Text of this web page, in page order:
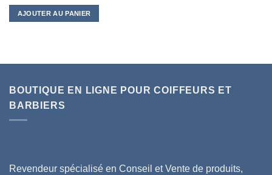
AJOUTER AU PANIER
BOUTIQUE EN LIGNE POUR COIFFEURS ET
BARBIERS
Revendeur spécialisé en Conseil et Vente de produits,